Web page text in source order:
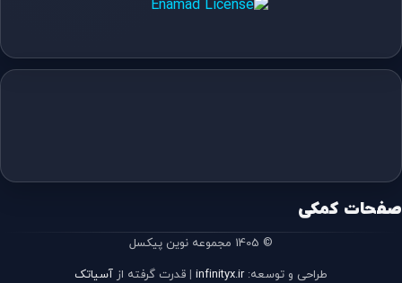
صفحات کمکی
© 1405 مجموعه نوین پیکسل
طراحی و توسعه:infinityx.ir
| قدرت گرفته از آسیاتک